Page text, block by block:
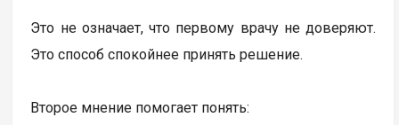
Это не означает, что первому врачу не доверяют.
Это способ спокойнее принять решение.
Второе мнение помогает понять: